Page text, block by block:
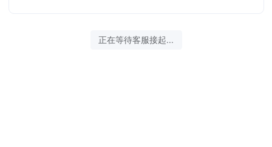
正在等待客服接起...